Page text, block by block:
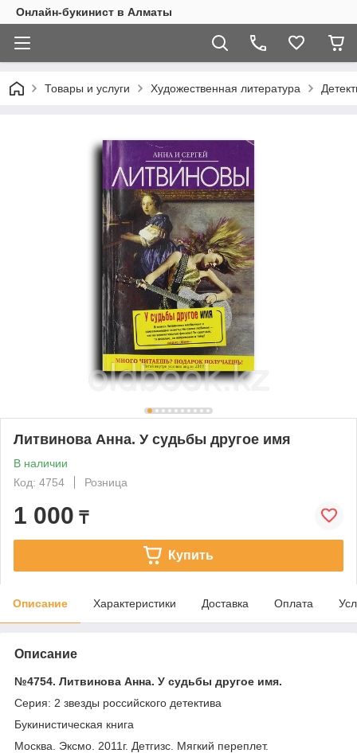
Онлайн-букинист в Алматы
Товары и услуги Художественная литература
Литвинова Анна. У судьбы другое имя
В наличии
Код: 4754
Розница
1 000 ₸
Купить
Описание Характеристики Доставка Оплата
Описание
№4754. Литвинова Анна. У судьбы другое имя.
Серия: 2 звезды российского детектива
Букинистическая книга
Москва. Эксмо. 2011г. Детгизс. Мягкий переплет.